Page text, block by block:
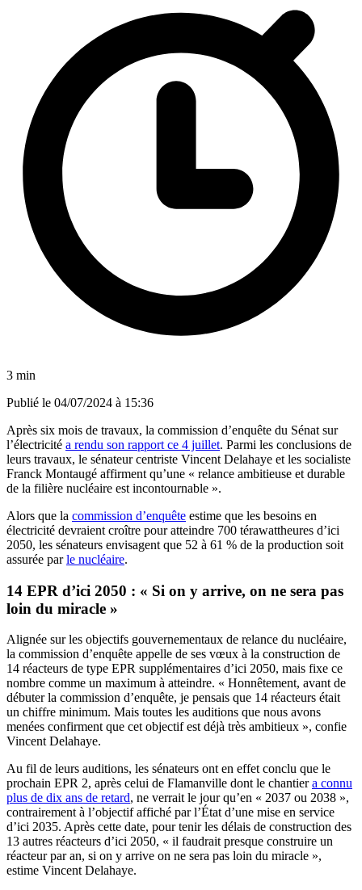
3 min
Publié le 04/07/2024 à 15:36
Après six mois de travaux, la commission d’enquête du Sénat sur
l’électricité a rendu son rapport ce 4 juillet. Parmi les conclusions de
leurs travaux, le sénateur centriste Vincent Delahaye et les socialiste
Franck Montaugé affirment qu’une « relance ambitieuse et durable
de la filière nucléaire est incontournable ».
Alors que la commission d’enquête estime que les besoins en
électricité devraient croître pour atteindre 700 térawattheures d’ici
2050, les sénateurs envisagent que 52 à 61 % de la production soit
assurée parle nucléaire.
14 EPR d’ici 2050 : « Si on y arrive, on ne sera pas
loin du miracle »
Alignée sur les objectifs gouvernementaux de relance du nucléaire,
la commission d’enquête appelle de ses vœux à la construction de
14 réacteurs de type EPR supplémentaires d’ici 2050, mais fixe ce
nombre comme un maximum à atteindre. « Honnêtement, avant de
débuter la commission d’enquête, je pensais que 14 réacteurs était
un chiffre minimum. Mais toutes les auditions que nous avons
menées confirment que cet objectif est déjà très ambitieux », confie
Vincent Delahaye.
Au fil de leurs auditions, les sénateurs ont en effet conclu que le
prochain EPR 2, après celui de Flamanville dont le chantiera connu
plus de dix ans de retard, ne verrait le jour qu’en « 2037 ou 2038 »,
contrairement à l’objectif affiché par l’État d’une mise en service
d’ici 2035. Après cette date, pour tenir les délais de construction des
13 autres réacteurs d’ici 2050, « il faudrait presque construire un
réacteur par an, si on y arrive on ne sera pas loin du miracle »,
estime Vincent Delahaye.